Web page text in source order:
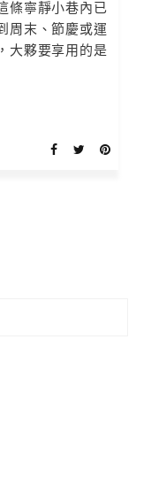
條寧靜小巷內已
周末、節慶或運
大夥要享用的是